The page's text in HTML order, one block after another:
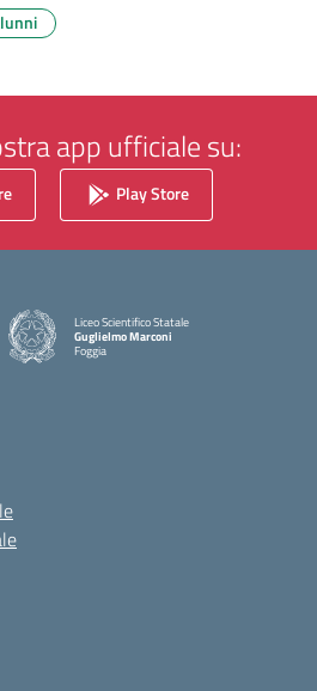
app ufficiale su:
Play Store
Liceo Scientifico Statale
Guglielmo Marconi
Foggia
— Visita la pagina iniziale della scuola